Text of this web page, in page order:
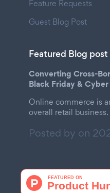
Feature Requests
Guest Blog Post
Featured Blog post
Converting Cross-
Black Friday &
Online commerce is
overall retail business.
Posted by on